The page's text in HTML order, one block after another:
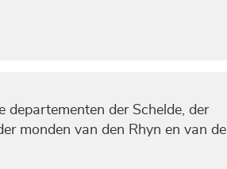
departementen der Schelde, der
monden van den Rhyn en van de